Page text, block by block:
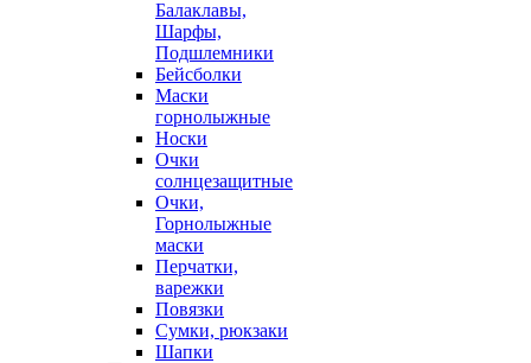
Балаклавы,
Шарфы,
Подшлемники
Бейсболки
Маски
горнолыжные
Носки
Очки
солнцезащитные
Очки,
Горнолыжные
маски
Перчатки,
варежки
Повязки
Сумки, рюкзаки
Шапки